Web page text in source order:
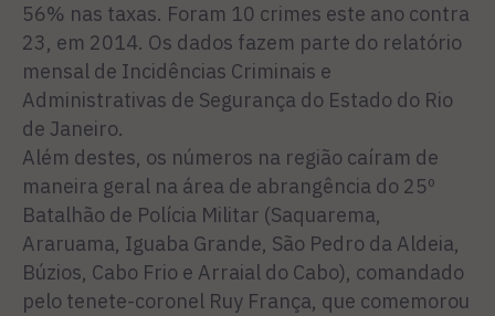
56% nas taxas. Foram 10 crimes este ano contra
23, em 2014. Os dados fazem parte do relatório
mensal de Incidências Criminais e
Administrativas de Segurança do Estado do Rio
de Janeiro.
Além destes, os números na região caíram de
maneira geral na área de abrangência do 25º
Batalhão de Polícia Militar (Saquarema,
Araruama, Iguaba Grande, São Pedro da Aldeia,
Búzios, Cabo Frio e Arraial do Cabo), comandado
pelo tenete-coronel Ruy França, que comemorou